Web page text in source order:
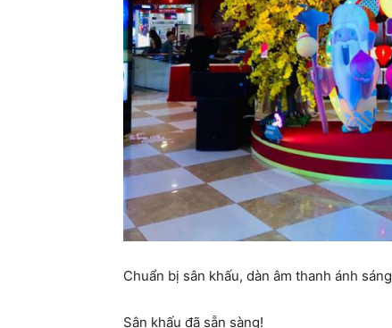
Chuẩn bị sân khấu, dàn âm thanh ánh
Sân khấu đã sẵn sàng!